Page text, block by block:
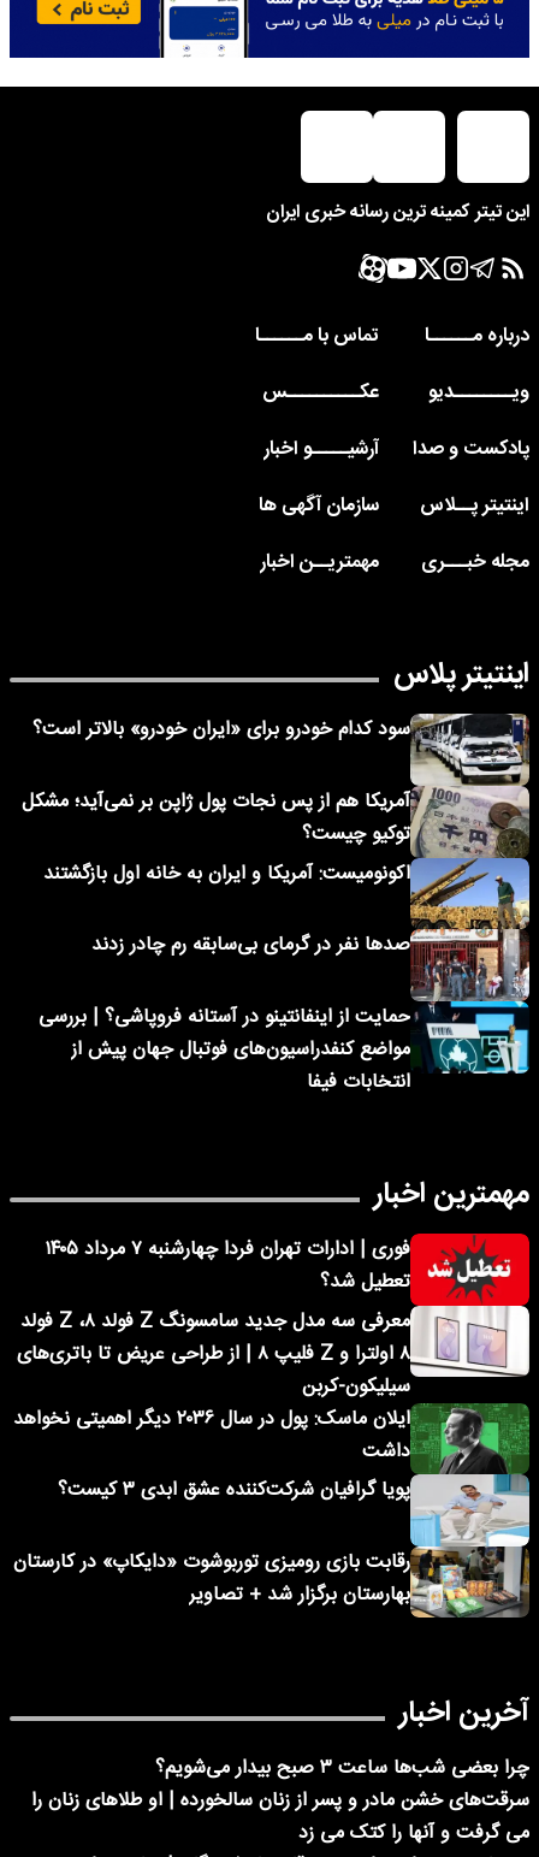
این تیتر کمینه ترین رسانه خبری ایران
درباره مــــــا
تماس با مــــــا
ویــــــــدیو
عکــــــــــس
پادکست و صدا
آرشیـــــو اخبار
اینتیتر پــلاس
سازمان آگهی ها
مجله خبـــری
مهمتریــن اخبار
اینتیتر پلاس
سود کدام خودرو برای «ایران خودرو» بالاتر است؟
آمریکا هم از پس نجات پول ژاپن بر نمی‌آید؛ مشکل
توکیو چیست؟
اکونومیست: آمریکا و ایران به خانه اول بازگشتند
صدها نفر در گرمای بی‌سابقه رم چادر زدند
حمایت از اینفانتینو در آستانه فروپاشی؟ | بررسی
مواضع کنفدراسیون‌های فوتبال جهان پیش از
انتخابات فیفا
مهمترین اخبار
فوری | ادارات تهران فردا چهارشنبه ۷ مرداد ۱۴۰۵
تعطیل شد؟
معرفی سه مدل جدید سامسونگ Z فولد ۸، Z فولد
۸ اولترا و Z فلیپ ۸ | از طراحی عریض تا باتری‌های
سیلیکون-کربن
ایلان ماسک: پول در سال ۲۰۳۶ دیگر اهمیتی نخواهد
داشت
پویا گرافیان شرکت‌کننده عشق ابدی ۳ کیست؟
رقابت بازی رومیزی توربوشوت «دایکاپ» در کارستان
بهارستان برگزار شد + تصاویر
آخرین اخبار
چرا بعضی شب‌ها ساعت ۳ صبح بیدار می‌شویم؟
سرقت‌های خشن مادر و پسر از زنان سالخورده | او طلاهای زنان را
می گرفت و آنها را کتک می زد